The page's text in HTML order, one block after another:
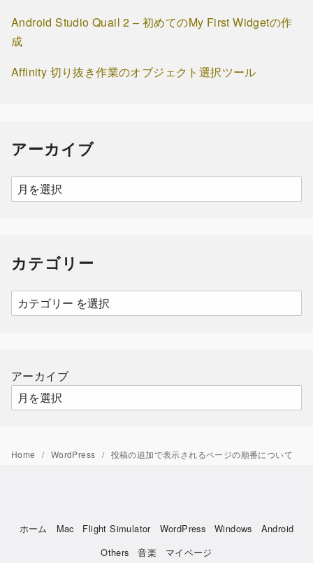
Android Studio Quail 2 – 初めてのMy First Widgetの作
成
Affinity 切り抜き作業のオブジェクト選択ツール
アーカイブ
ア
ー
ブ
カテゴリー
カ
テ
ー
アーカイブ
Home WordPress 投稿の追加で表示されるページの順番について
ホーム Mac Flight Simulator WordPress Windows
Android
Others
音楽 マイページ